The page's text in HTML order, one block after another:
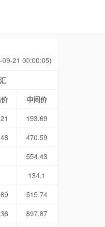
09-21 00:00:05)
中间价
193.69
470.59
554.43
134.1
515.74
897.87